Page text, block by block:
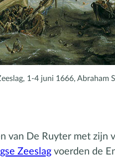
1-4 juni 1666, Abraham
De Ruyter met zijn
Zeeslag voerden de